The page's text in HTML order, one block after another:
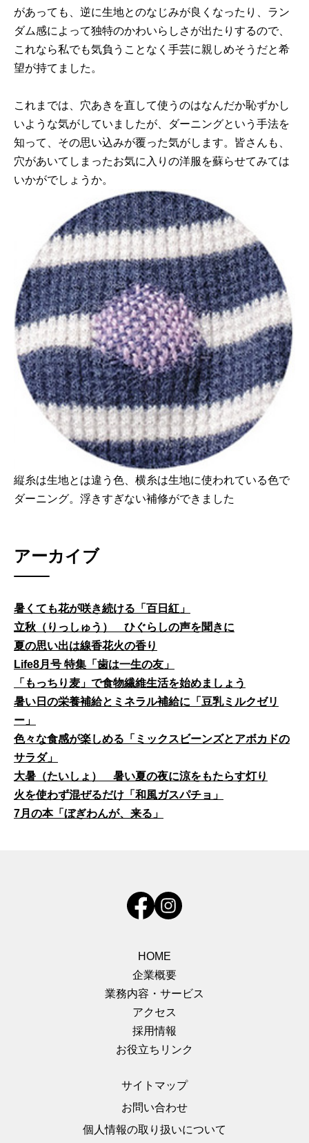
があっても、逆に生地とのなじみが良くなったり、ラン
ダム感によって独特のかわいらしさが出たりするので、
これなら私でも気負うことなく手芸に親しめそうだと希
望が持てました。
これまでは、穴あきを直して使うのはなんだか恥ずかし
いような気がしていましたが、ダーニングという手法を
知って、その思い込みが覆った気がします。皆さんも、
穴があいてしまったお気に入りの洋服を蘇らせてみては
いかがでしょうか。
縦糸は生地とは違う色、横糸は生地に使われている色で
ダーニング。浮きすぎない補修ができました
アーカイブ
暑くても花が咲き続ける「百日紅」
立秋（りっしゅう） ひぐらしの声を聞きに
夏の思い出は線香花火の香り
Life8月号 特集「歯は一生の友」
「もっちり麦」で食物繊維生活を始めましょう
暑い日の栄養補給とミネラル補給に「豆乳ミルクゼリ
ー」
色々な食感が楽しめる「ミックスビーンズとアボカドの
サラダ」
大暑（たいしょ） 暑い夏の夜に涼をもたらす灯り
火を使わず混ぜるだけ「和風ガスパチョ」
7月の本「ぼぎわんが、来る」
HOME
企業概要
業務内容・サービス
アクセス
採用情報
お役立ちリンク
サイトマップ
お問い合わせ
個人情報の取り扱いについて